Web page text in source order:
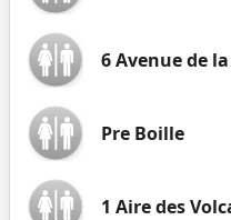
6 Avenue de
Pre Boille
1 Aire des